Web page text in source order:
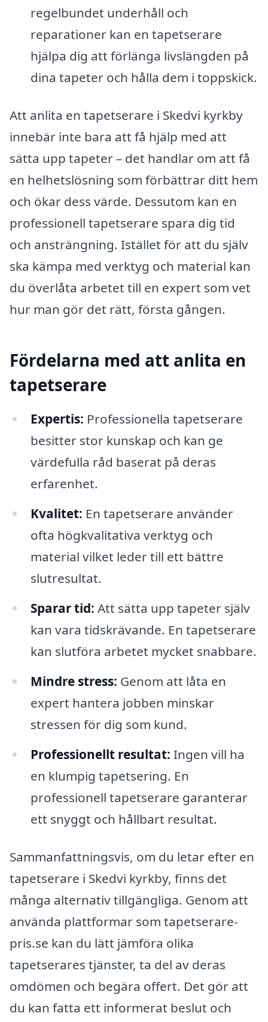
regelbundet underhåll och
reparationer kan en tapetserare
hjälpa dig att förlänga livslängden på
dina tapeter och hålla dem i toppskick.
Att anlita en tapetserare i Skedvi kyrkby
innebär inte bara att få hjälp med att
sätta upp tapeter – det handlar om att få
en helhetslösning som förbättrar ditt hem
och ökar dess värde. Dessutom kan en
professionell tapetserare spara dig tid
och ansträngning. Istället för att du själv
ska kämpa med verktyg och material kan
du överlåta arbetet till en expert som vet
hur man gör det rätt, första gången.
Fördelarna med att anlita en
tapetserare
Expertis: Professionella tapetserare
besitter stor kunskap och kan ge
värdefulla råd baserat på deras
erfarenhet.
Kvalitet: En tapetserare använder
ofta högkvalitativa verktyg och
material vilket leder till ett bättre
slutresultat.
Sparar tid: Att sätta upp tapeter själv
kan vara tidskrävande. En tapetserare
kan slutföra arbetet mycket snabbare.
Mindre stress: Genom att låta en
expert hantera jobben minskar
stressen för dig som kund.
Professionellt resultat: Ingen vill ha
en klumpig tapetsering. En
professionell tapetserare garanterar
ett snyggt och hållbart resultat.
Sammanfattningsvis, om du letar efter en
tapetserare i Skedvi kyrkby, finns det
många alternativ tillgängliga. Genom att
använda plattformar som tapetserare-
pris.se kan du lätt jämföra olika
tapetserares tjänster, ta del av deras
omdömen och begära offert. Det gör att
du kan fatta ett informerat beslut och